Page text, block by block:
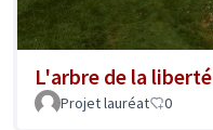
L'arbre de la liberté
Projet lauréat 0